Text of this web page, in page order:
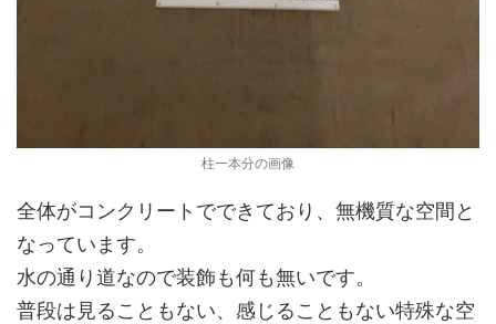
柱一本分の画像
全体がコンクリートでできており、無機質な空間と
なっています。
水の通り道なので装飾も何も無いです。
普段は見ることもない、感じることもない特殊な空